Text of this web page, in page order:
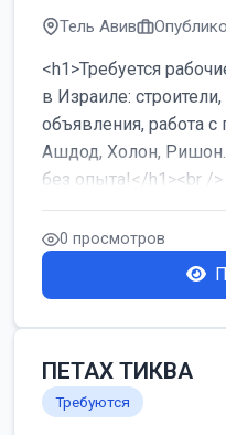
Тель Авив
<h1>Требуется
в Израиле:
объявления, работа
Ашдод, Холон,
без опыта!</h1><br />
...
0 просмотров
ПЕТАХ ТИКВА
Требуются